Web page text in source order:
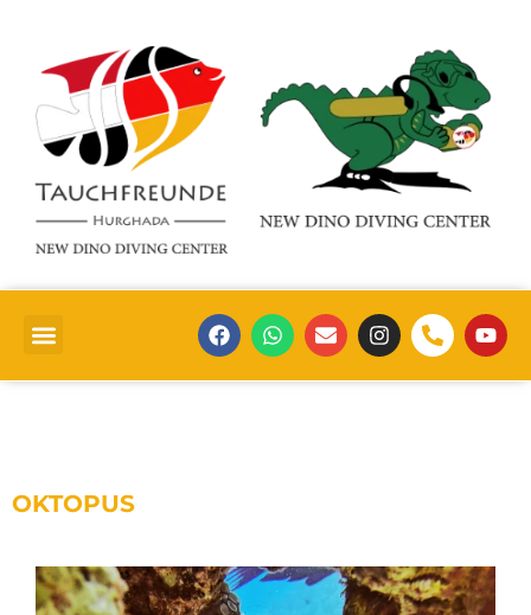
OKTOPUS